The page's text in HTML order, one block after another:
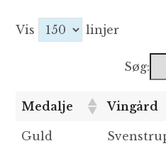
Vis linjer
Søg:
Medalje Vingård
Medalje
Vingård
Guld